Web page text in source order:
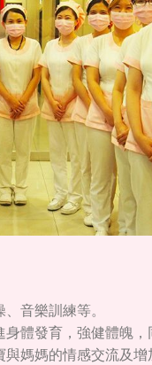
音樂訓練等。
體發育，強健體魄，
媽媽的情感交流及